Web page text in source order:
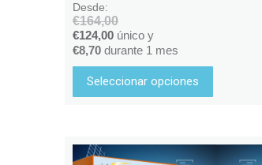
Desde:
€164,00
€124,00 único y
€8,70 durante 1 mes
Seleccionar opciones